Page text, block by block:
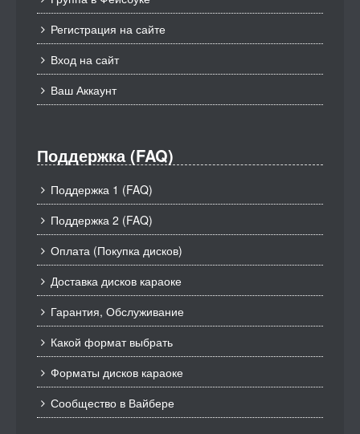
Регистрация на сайте
Вход на сайт
Ваш Аккаунт
Поддержка (FAQ)
Поддержка 1 (FAQ)
Поддержка 2 (FAQ)
Оплата (Покупка дисков)
Доставка дисков караоке
Гарантия, Обслуживание
Какой формат выбрать
Форматы дисков караоке
Сообщество в Вайбере